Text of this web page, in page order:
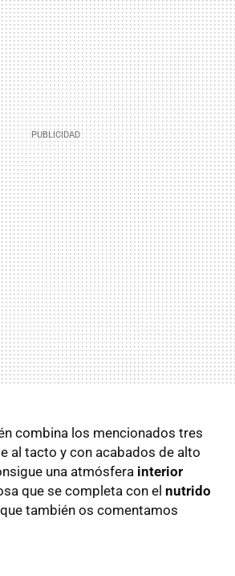
combina los mencionados tres
al tacto y con acabados de alto
una atmósfera interior
que se completa con el nutrido
también os comentamos